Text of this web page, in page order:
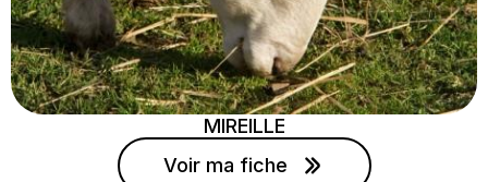
MIREILLE
Voir ma fiche